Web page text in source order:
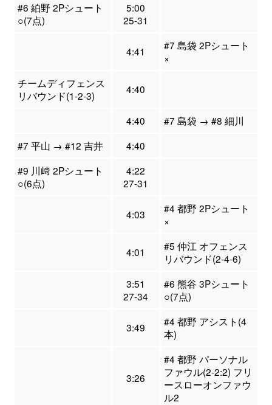
#6 絈野 2Pシュート
○(7点)
5:00
25-31
4:41
#7 島袋 2Pシュート
×
チームディフェンス
リバウンド(1-2-3)
4:40
4:40
#7 島袋 → #8 細川
#7 平山 → #12 吉井
4:40
#9 川﨑 2Pシュート
○(6点)
4:22
27-31
4:03
#4 都野 2Pシュート
×
4:01
#5 仲江 オフェンス
リバウンド(2-4-6)
3:51
27-34
#6 熊谷 3Pシュート
○(7点)
3:49
#4 都野 アシスト(4
本)
3:26
#4 都野 パーソナル
ファウル(2-2:2) フリ
ースローオンファウ
ル2